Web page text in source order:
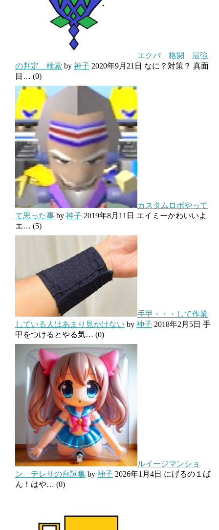
エクバ 格闘 最強
の判定 検索 by 神子 2020年9月21日 なに？対策？ 真面
目… (0)
カスタムロボやって
て思った事 by 神子 2019年8月11日 エイミーかわいいよ
エ… (5)
手甲・・・して作業
している人はあまり見かけない by 神子 2018年2月5日 手
甲をつけるとやる気… (0)
ルイージマンショ
ン テレサの台詞集 by 神子 2026年1月4日 にげるの１ば
ん！はや… (0)